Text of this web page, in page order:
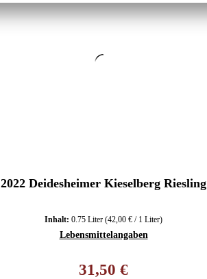
2022 Deidesheimer Kieselberg Riesling
Inhalt: 0.75 Liter (42,00 € / 1 Liter)
Lebensmittelangaben
31,50 €